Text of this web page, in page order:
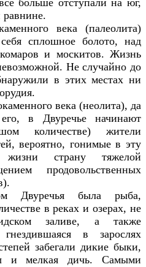
равнине.
века (палеолита)
сплошное болото, над
и москитов. Жизнь
Не случайно до
в этих местах ни
века (неолита), да
в Двуречье начинают
количестве) жители
вероятно, гонимые в эту
жизни страну тяжелой
продовольственных
Двуречья была рыба,
в реках и озерах, не
заливе, а также
в зарослях
забегали дикие быки,
и мелкая дичь. Самыми